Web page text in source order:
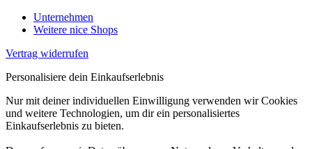
Unternehmen
Weitere nice Shops
Vertrag widerrufen
Personalisiere dein Einkaufserlebnis
Nur mit deiner individuellen Einwilligung verwenden wir Cookies
und weitere Technologien, um dir ein personalisiertes
Einkaufserlebnis zu bieten.